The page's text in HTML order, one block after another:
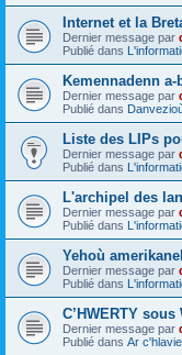
Internet et la
Dernier message par
Publié dans
Kemennadenn
Dernier message par
Publié dans
Liste des LIPs
Dernier message par
Publié dans
L'archipel des
Dernier message par
Publié dans
Yehoù
Dernier message par
Publié dans
C’HWERTY
Dernier message par
Publié dans Ar